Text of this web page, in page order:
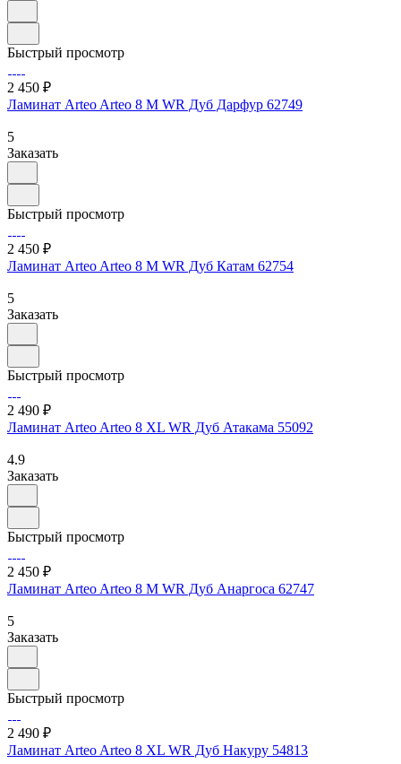
Быстрый просмотр
2 450 ₽
Ламинат Arteo Arteo 8 M WR Дуб Дарфур 62749
5
Заказать
Быстрый просмотр
2 450 ₽
Ламинат Arteo Arteo 8 M WR Дуб Катам 62754
5
Заказать
Быстрый просмотр
2 490 ₽
Ламинат Arteo Arteo 8 XL WR Дуб Атакама 55092
4.9
Заказать
Быстрый просмотр
2 450 ₽
Ламинат Arteo Arteo 8 M WR Дуб Анаргоса 62747
5
Заказать
Быстрый просмотр
2 490 ₽
Ламинат Arteo Arteo 8 XL WR Дуб Накуру 54813